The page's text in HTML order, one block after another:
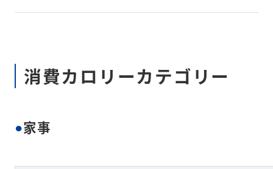
消費カロリーカテゴリー
家事